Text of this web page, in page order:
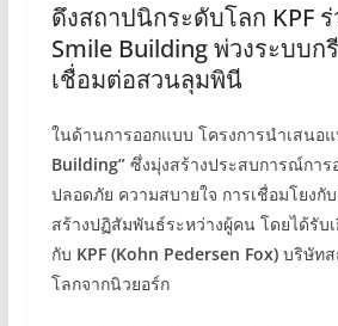
ดึงสถาปนิกระดับโลก KPF
Smile Building พ่วงระบบ
เชื่อมต่อสวนลุมพินี
ในด้านการออกแบบ โครงการนำเสนอ
Building”ซึ่งมุ่งสร้างประสบการณ์การ
ปลอดภัย ความสบายใจ การเชื่อมโยงกั
สร้างปฏิสัมพันธ์ระหว่างผู้คน โดยได้รับ
กับ KPF (Kohn Pedersen Fox)บริษัทส
โลกจากนิวยอร์ก